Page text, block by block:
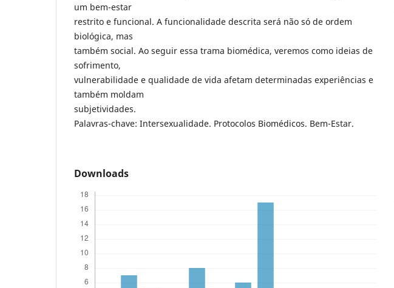
um bem-estar
restrito e funcional. A funcionalidade descrita será não só de ordem
biológica, mas
também social. Ao seguir essa trama biomédica, veremos como ideias de
sofrimento,
vulnerabilidade e qualidade de vida afetam determinadas experiências e
também moldam
subjetividades.
Palavras-chave: Intersexualidade. Protocolos Biomédicos. Bem-Estar.
Downloads